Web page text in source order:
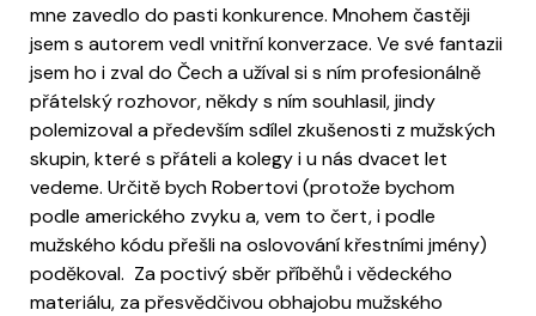
mne zavedlo do pasti konkurence. Mnohem častěji
jsem s autorem vedl vnitřní konverzace. Ve své fantazii
jsem ho i zval do Čech a užíval si s ním profesionálně
přátelský rozhovor, někdy s ním souhlasil, jindy
polemizoval a především sdílel zkušenosti z mužských
skupin, které s přáteli a kolegy i u nás dvacet let
vedeme. Určitě bych Robertovi (protože bychom
podle amerického zvyku a, vem to čert, i podle
mužského kódu přešli na oslovování křestními jmény)
poděkoval. Za poctivý sběr příběhů i vědeckého
materiálu, za přesvědčivou obhajobu mužského